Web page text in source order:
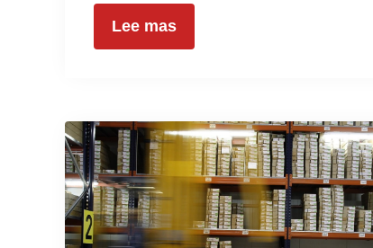
Lee mas